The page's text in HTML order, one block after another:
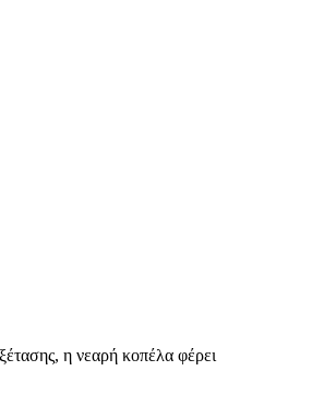
η νεαρή κοπέλα φέρει